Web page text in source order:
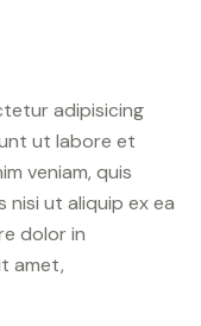
adipisicing
ut labore et
veniam, quis
ut aliquip ex ea
dolor in
amet,